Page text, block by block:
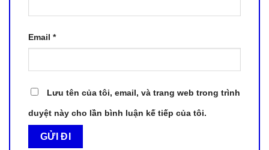
Email *
Lưu tên của tôi, email, và trang web trong trình
duyệt này cho lần bình luận kế tiếp của tôi.